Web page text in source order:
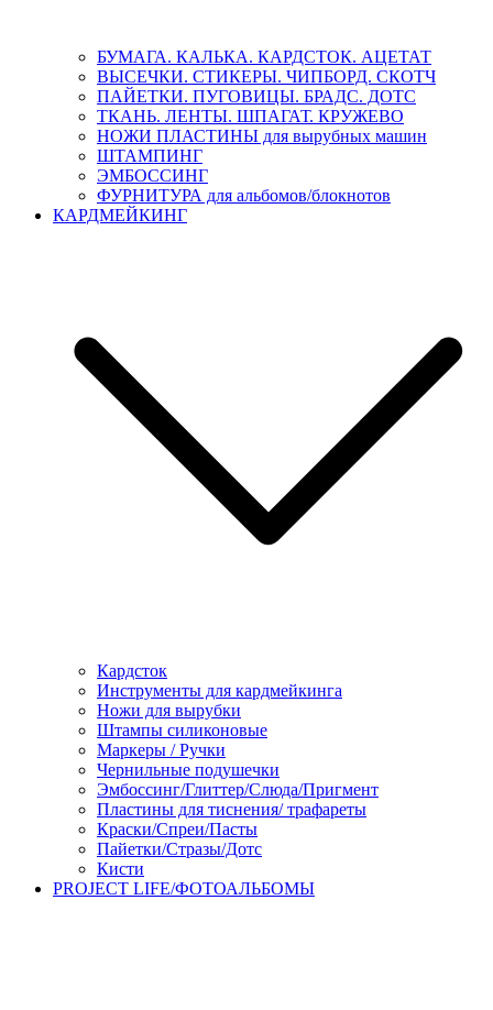
БУМАГА. КАЛЬКА. КАРДСТОК. АЦЕТАТ
ВЫСЕЧКИ. СТИКЕРЫ. ЧИПБОРД. СКОТЧ
ПАЙЕТКИ. ПУГОВИЦЫ. БРАДС. ДОТС
ТКАНЬ. ЛЕНТЫ. ШПАГАТ. КРУЖЕВО
НОЖИ ПЛАСТИНЫ для вырубных машин
ШТАМПИНГ
ЭМБОССИНГ
ФУРНИТУРА для альбомов/блокнотов
КАРДМЕЙКИНГ
Кардсток
Инструменты для кардмейкинга
Ножи для вырубки
Штампы силиконовые
Маркеры / Ручки
Чернильные подушечки
Эмбоссинг/Глиттер/Слюда/Пригмент
Пластины для тиснения/ трафареты
Краски/Спреи/Пасты
Пайетки/Стразы/Дотс
Кисти
PROJECT LIFE/ФОТОАЛЬБОМЫ